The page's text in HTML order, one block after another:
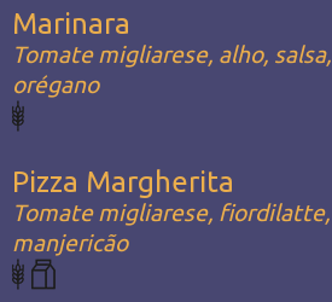
Marinara
Tomate migliarese, alho, salsa,
orégano
Pizza Margherita
Tomate migliarese, fiordilatte,
manjericão